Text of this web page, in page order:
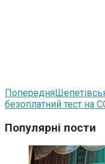
Попередня
безоплатний тест на
Популярні пости